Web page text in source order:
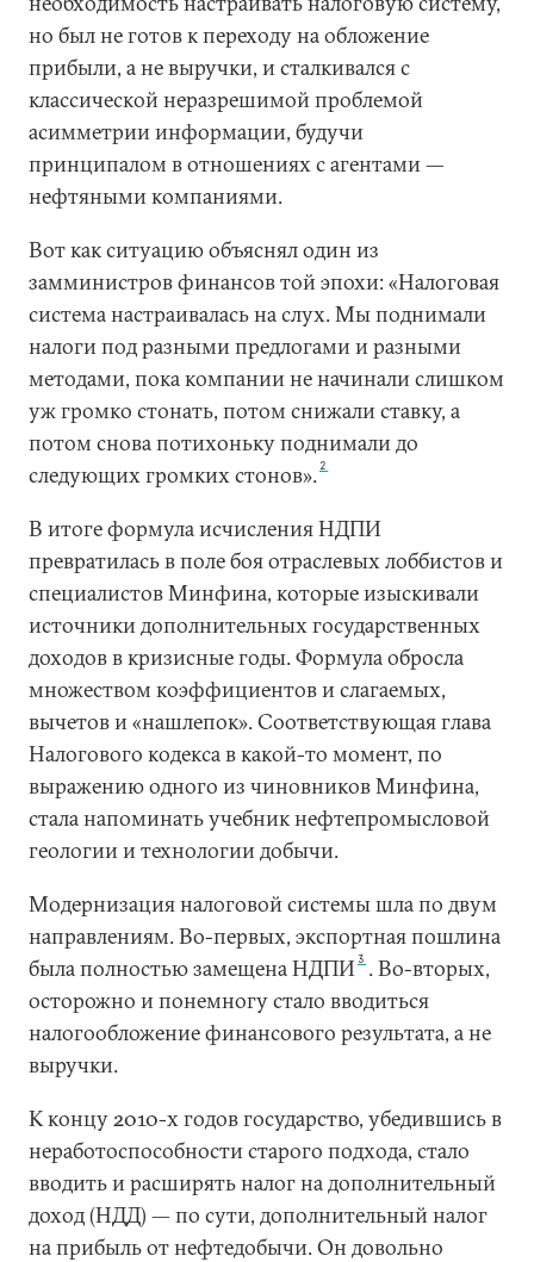
но был не готов к переходу на обложение
прибыли, а не выручки, и сталкивался с
классической неразрешимой проблемой
асимметрии информации, будучи
принципалом в отношениях с агентами —
нефтяными компаниями.
Вот как ситуацию объяснял один из
замминистров финансов той эпохи: «Налоговая
система настраивалась на слух. Мы поднимали
налоги под разными предлогами и разными
методами, пока компании не начинали слишком
уж громко стонать, потом снижали ставку, а
потом снова потихоньку поднимали до
следующих громких стонов». 2
В итоге формула исчисления НДПИ
превратилась в поле боя отраслевых лоббистов и
специалистов Минфина, которые изыскивали
источники дополнительных государственных
доходов в кризисные годы. Формула обросла
множеством коэффициентов и слагаемых,
вычетов и «нашлепок». Соответствующая глава
Налогового кодекса в какой-то момент, по
выражению одного из чиновников Минфина,
стала напоминать учебник нефтепромысловой
геологии и технологии добычи.
Модернизация налоговой системы шла по двум
направлениям. Во-первых, экспортная пошлина
была полностью замещена НДПИ 3 . Во-вторых,
осторожно и понемногу стало вводиться
налогообложение финансового результата, а не
выручки.
К концу 2010-х годов государство, убедившись в
неработоспособности старого подхода, стало
вводить и расширять налог на дополнительный
доход (НДД) — по сути, дополнительный налог
на прибыль от нефтедобычи. Он довольно